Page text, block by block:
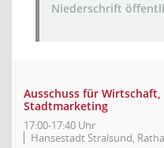
Niederschrift
Ausschuss für
Stadtmarketing
17:00-17:40 Uhr
Hansestadt Stralsund,